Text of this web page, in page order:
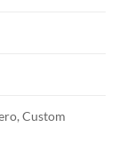
Custom